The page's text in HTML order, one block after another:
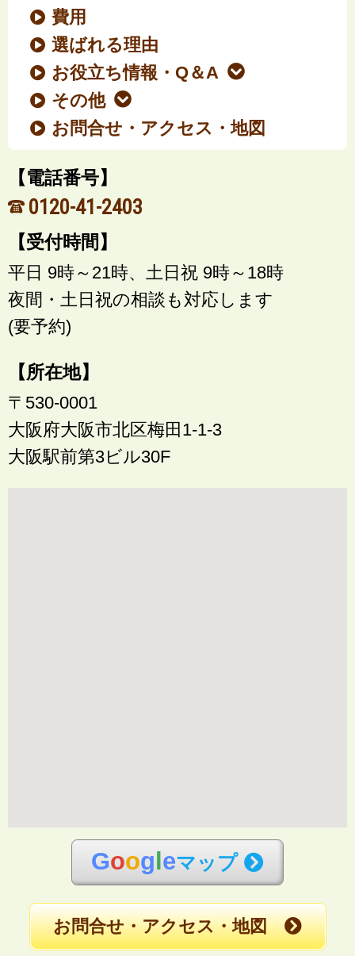
費用
選ばれる理由
お役立ち情報・Q＆A
その他
お問合せ・アクセス・地図
【電話番号】
0120-41-2403
【受付時間】
平日 9時～21時、土日祝 9時～18時
夜間・土日祝の相談も対応します
(要予約)
【所在地】
〒530-0001
大阪府大阪市北区梅田1-1-3
大阪駅前第3ビル30F
Goog eマップ
お問合せ・アクセス・地図